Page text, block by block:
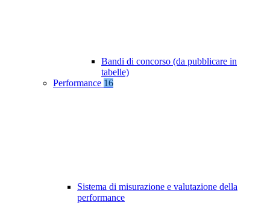
Bandi di concorso (da pubblicare in
tabelle)
Performance 16
Sistema di misurazione e valutazione della
performance